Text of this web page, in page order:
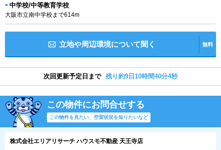
中学校/中等教育学校
大阪市立南中学校まで614m
立地や周辺環境について聞く 無料
次回更新予定日まで 残り約9日10時間40分4秒
この物件にお問合せする
この物件を見たい、空室状況を知りたいなど
株式会社エリアリサーチ ハウスモ不動産 天王寺店